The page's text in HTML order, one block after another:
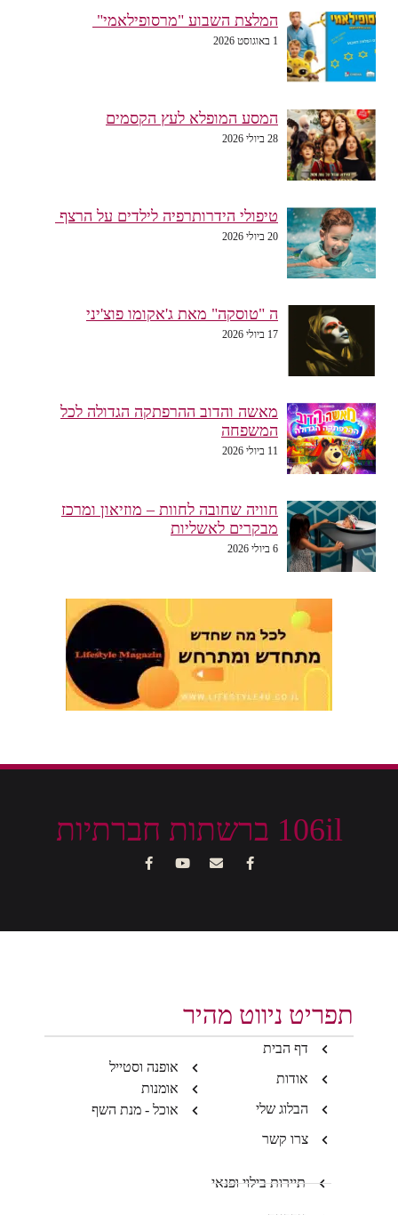
המלצת השבוע "מרסופילאמי"
1 באוגוסט 2026
המסע המופלא לעץ הקסמים
28 ביולי 2026
טיפולי הידרותרפיה לילדים על הרצף
20 ביולי 2026
ה "טוסקה" מאת ג'אקומו פוצ'יני
17 ביולי 2026
מאשה והדוב ההרפתקה הגדולה לכל
המשפחה
11 ביולי 2026
חוויה שחובה לחוות – מוזיאון ומרכז
מבקרים לאשליות
6 ביולי 2026
106il ברשתות חברתיות
תפריט ניווט מהיר
דף הבית
אודות
הבלוג שלי
צרו קשר
אופנה וסטייל
אומנות
אוכל - מנת השף
תיירות בילוי ופנאי